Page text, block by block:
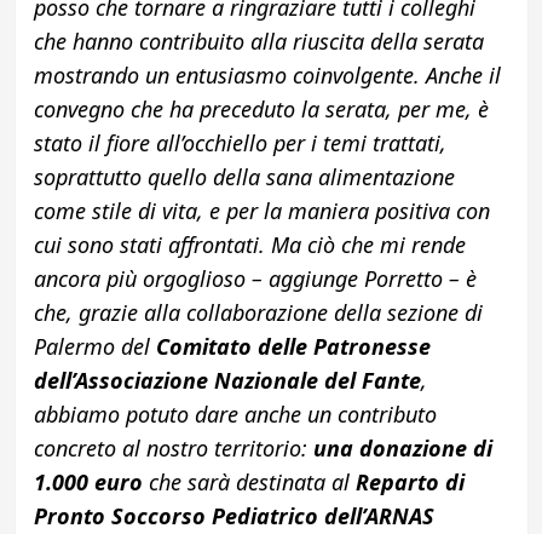
posso che tornare a ringraziare tutti i colleghi
che hanno contribuito alla riuscita della serata
mostrando un entusiasmo coinvolgente. Anche il
convegno che ha preceduto la serata, per me, è
stato il fiore all’occhiello per i temi trattati,
soprattutto quello della sana alimentazione
come stile di vita, e per la maniera positiva con
cui sono stati affrontati. Ma ciò che mi rende
ancora più orgoglioso – aggiunge Porretto – è
che, grazie alla collaborazione della sezione di
Palermo del Comitato delle Patronesse
dell’Associazione Nazionale del Fante,
abbiamo potuto dare anche un contributo
concreto al nostro territorio: una donazione di
1.000 euro che sarà destinata alReparto di
Pronto Soccorso Pediatrico dell’ARNAS